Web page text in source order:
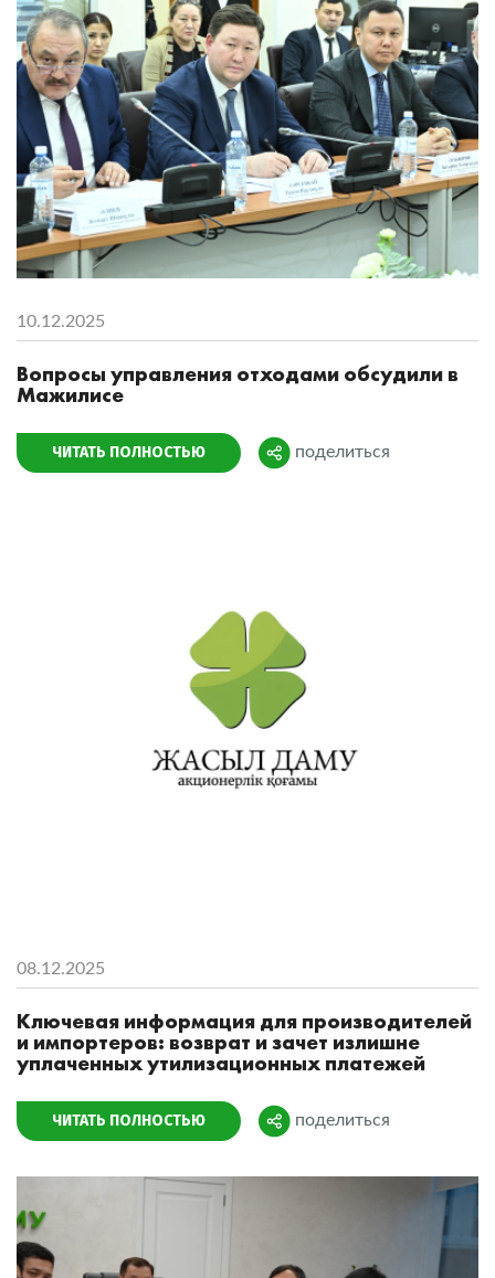
10.12.2025
Вопросы управления отходами обсудили в
Мажилисе
ЧИТАТЬ ПОЛНОСТЬЮ Поделиться
поделиться
08.12.2025
Ключевая информация для производителей
и импортеров: возврат и зачет излишне
уплаченных утилизационных платежей
ЧИТАТЬ ПОЛНОСТЬЮ Поделиться
поделиться